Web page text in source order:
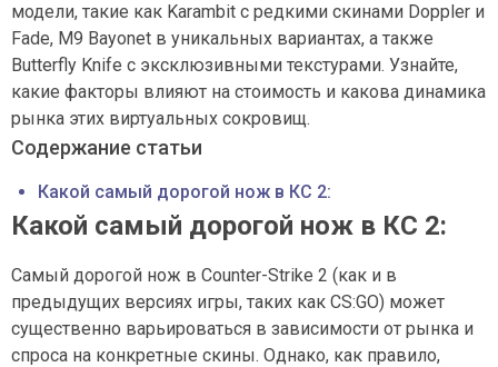
модели, такие как Karambit с редкими скинами Doppler и
Fade, M9 Bayonet в уникальных вариантах, а также
Butterfly Knife с эксклюзивными текстурами. Узнайте,
какие факторы влияют на стоимость и какова динамика
рынка этих виртуальных сокровищ.
Содержание статьи
Какой самый дорогой нож в КС 2:
Какой самый дорогой нож в КС 2:
Самый дорогой нож в Counter-Strike 2 (как и в
предыдущих версиях игры, таких как CS:GO) может
существенно варьироваться в зависимости от рынка и
спроса на конкретные скины. Однако, как правило,